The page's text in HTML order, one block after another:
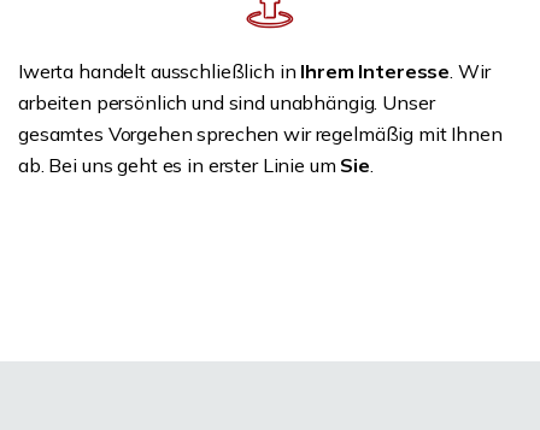
Iwerta handelt ausschließlich in Ihrem Interesse. Wir
arbeiten persönlich und sind unabhängig. Unser
gesamtes Vorgehen sprechen wir regelmäßig mit Ihnen
ab. Bei uns geht es in erster Linie um Sie.